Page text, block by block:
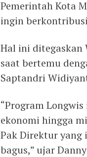
Pemerintah Kota
ingin
Hal ini ditegaskan
saat bertemu
Saptandri
“Program
ekonomi hingga
Pak Direktur yang
bagus,” ujar